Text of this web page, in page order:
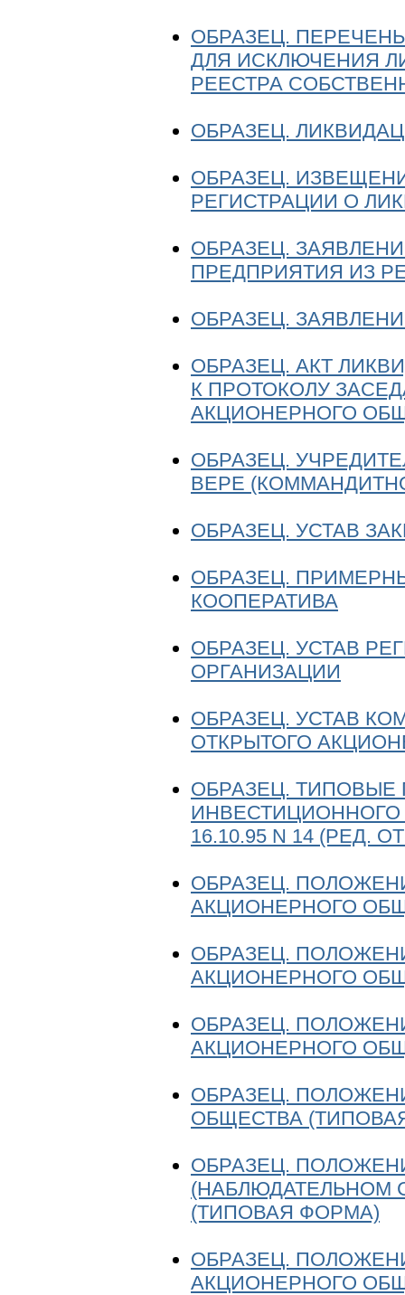
ОБРАЗЕЦ.
ДЛЯ ИСКЛЮЧЕНИЯ
РЕЕСТРА
ОБРАЗЕЦ.
ОБРАЗЕЦ.
РЕГИСТРАЦИИ О
ОБРАЗЕЦ.
ПРЕДПРИЯТИЯ ИЗ
ОБРАЗЕЦ.
ОБРАЗЕЦ. АКТ
К ПРОТОКОЛУ
АКЦИОНЕРНОГО
ОБРАЗЕЦ.
ВЕРЕ
ОБРАЗЕЦ. УСТАВ
ОБРАЗЕЦ.
КООПЕРАТИВА
ОБРАЗЕЦ. УСТАВ
ОРГАНИЗАЦИИ
ОБРАЗЕЦ. УСТАВ
ОТКРЫТОГО
ОБРАЗЕЦ. ТИПОВЫЕ
16.10.95 N 14 (РЕД.
ОБРАЗЕЦ.
АКЦИОНЕРНОГО
ОБРАЗЕЦ.
АКЦИОНЕРНОГО
ОБРАЗЕЦ.
АКЦИОНЕРНОГО
ОБРАЗЕЦ.
ОБЩЕСТВА
ОБРАЗЕЦ.
(НАБЛЮДАТЕЛЬНОМ
(ТИПОВАЯ ФОРМА)
ОБРАЗЕЦ.
АКЦИОНЕРНОГО